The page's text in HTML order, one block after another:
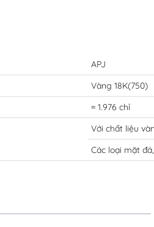
APJ
Vàng 18K(750)
≈ 1.976 chỉ
Với chất liệu
Các loại mặt